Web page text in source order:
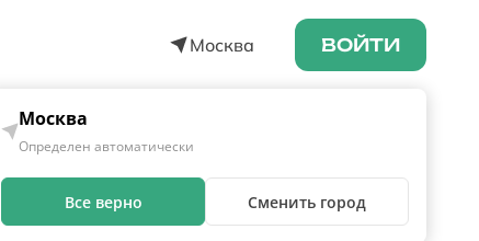
Москва ВОЙТИ
Москва
Определен автоматически
Все верно Сменить город